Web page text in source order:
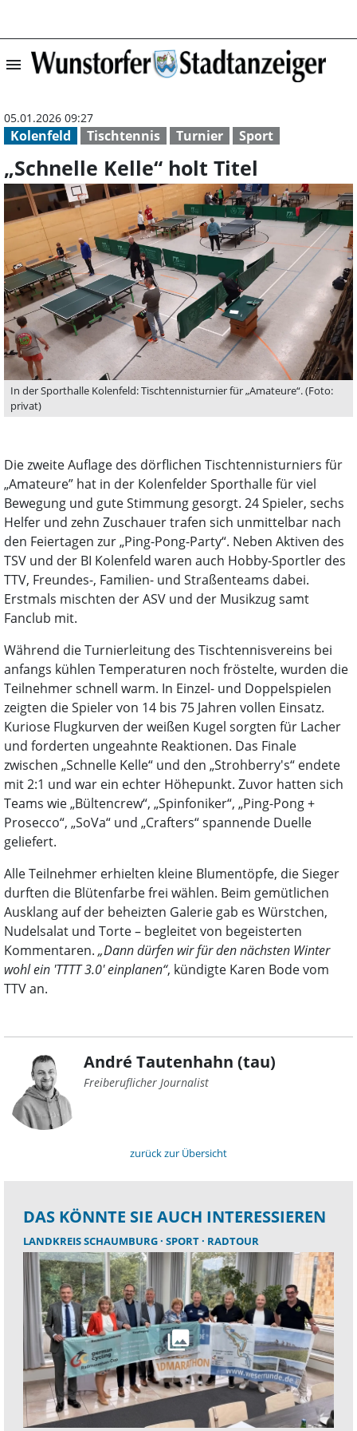
menu „Schnelle
Kolenfeld Tischtennis Turnier Sport
05.01.2026 09:27
„Schnelle Kelle“ holt Titel
In der Sporthalle Kolenfeld: Tischtennisturnier für „Amateure“. (Foto:
privat)
Die zweite Auflage des dörflichen Tischtennisturniers für
„Amateure” hat in der Kolenfelder Sporthalle für viel
Bewegung und gute Stimmung gesorgt. 24 Spieler, sechs
Helfer und zehn Zuschauer trafen sich unmittelbar nach
den Feiertagen zur „Ping-Pong-Party“. Neben Aktiven des
TSV und der BI Kolenfeld waren auch Hobby-Sportler des
TTV, Freundes-, Familien- und Straßenteams dabei.
Erstmals mischten der ASV und der Musikzug samt
Fanclub mit.
Während die Turnierleitung des Tischtennisvereins bei
anfangs kühlen Temperaturen noch fröstelte, wurden die
Teilnehmer schnell warm. In Einzel- und Doppelspielen
zeigten die Spieler von 14 bis 75 Jahren vollen Einsatz.
Kuriose Flugkurven der weißen Kugel sorgten für Lacher
und forderten ungeahnte Reaktionen. Das Finale
zwischen „Schnelle Kelle“ und den „Strohberry's“ endete
mit 2:1 und war ein echter Höhepunkt. Zuvor hatten sich
Teams wie „Bültencrew“, „Spinfoniker“, „Ping-Pong +
Prosecco“, „SoVa“ und „Crafters“ spannende Duelle
geliefert.
Alle Teilnehmer erhielten kleine Blumentöpfe, die Sieger
durften die Blütenfarbe frei wählen. Beim gemütlichen
Ausklang auf der beheizten Galerie gab es Würstchen,
Nudelsalat und Torte – begleitet von begeisterten
Kommentaren. „Dann dürfen wir für den nächsten Winter
wohl ein 'TTTT 3.0' einplanen“, kündigte Karen Bode vom
TTV an.
André Tautenhahn (tau)
Freiberuflicher Journalist
zurück zur Übersicht
DAS KÖNNTE SIE AUCH INTERESSIEREN
LANDKREIS SCHAUMBURG SPORT RADTOUR